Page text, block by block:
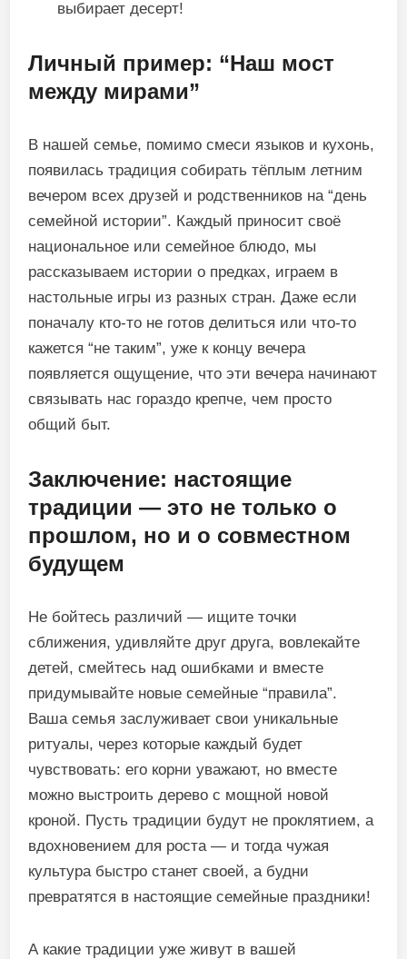
выбирает десерт!
Личный пример: “Наш мост
между мирами”
В нашей семье, помимо смеси языков и кухонь,
появилась традиция собирать тёплым летним
вечером всех друзей и родственников на “день
семейной истории”. Каждый приносит своё
национальное или семейное блюдо, мы
рассказываем истории о предках, играем в
настольные игры из разных стран. Даже если
поначалу кто-то не готов делиться или что-то
кажется “не таким”, уже к концу вечера
появляется ощущение, что эти вечера начинают
связывать нас гораздо крепче, чем просто
общий быт.
Заключение: настоящие
традиции — это не только о
прошлом, но и о совместном
будущем
Не бойтесь различий — ищите точки
сближения, удивляйте друг друга, вовлекайте
детей, смейтесь над ошибками и вместе
придумывайте новые семейные “правила”.
Ваша семья заслуживает свои уникальные
ритуалы, через которые каждый будет
чувствовать: его корни уважают, но вместе
можно выстроить дерево с мощной новой
кроной. Пусть традиции будут не проклятием, а
вдохновением для роста — и тогда чужая
культура быстро станет своей, а будни
превратятся в настоящие семейные праздники!
А какие традиции уже живут в вашей